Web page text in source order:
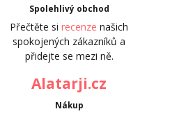
Spolehlivý obchod
Přečtěte si recenze našich
spokojených zákazníků a
přidejte se mezi ně.
Alatarji.cz
Nákup